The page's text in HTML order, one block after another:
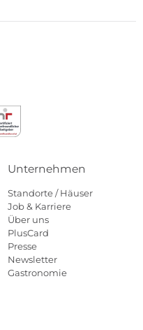
Unternehmen
Standorte / Häuser
Job & Karriere
Über uns
PlusCard
Presse
Newsletter
Gastronomie